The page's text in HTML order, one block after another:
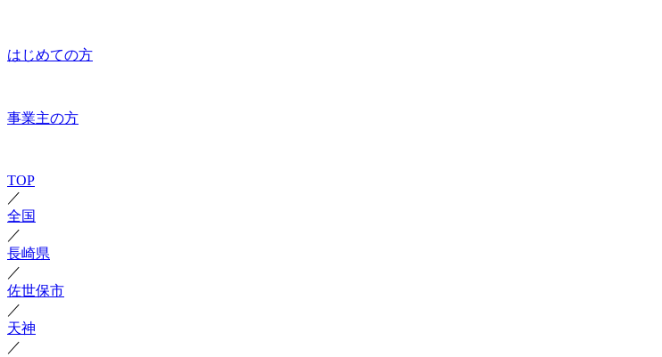
はじめての方
事業主の方
TOP
／
全国
／
長崎県
／
佐世保市
／
天神
／